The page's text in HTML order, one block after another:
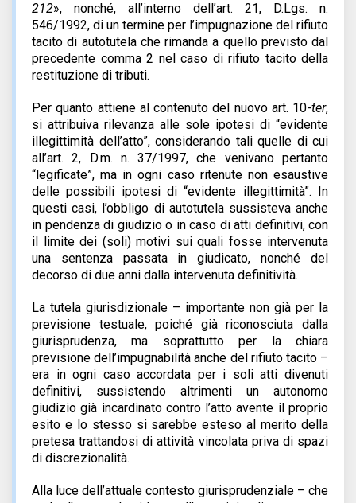
212», nonché, all’interno dell’art. 21, D.Lgs. n.
546/1992, di un termine per l’impugnazione del rifiuto
tacito di autotutela che rimanda a quello previsto dal
precedente comma 2 nel caso di rifiuto tacito della
restituzione di tributi.
Per quanto attiene al contenuto del nuovo art. 10-ter,
si attribuiva rilevanza alle sole ipotesi di “evidente
illegittimità dell’atto”, considerando tali quelle di cui
all’art. 2, D.m. n. 37/1997, che venivano pertanto
“legificate”, ma in ogni caso ritenute non esaustive
delle possibili ipotesi di “evidente illegittimità”. In
questi casi, l’obbligo di autotutela sussisteva anche
in pendenza di giudizio o in caso di atti definitivi, con
il limite dei (soli) motivi sui quali fosse intervenuta
una sentenza passata in giudicato, nonché del
decorso di due anni dalla intervenuta definitività.
La tutela giurisdizionale – importante non già per la
previsione testuale, poiché già riconosciuta dalla
giurisprudenza, ma soprattutto per la chiara
previsione dell’impugnabilità anche del rifiuto tacito –
era in ogni caso accordata per i soli atti divenuti
definitivi, sussistendo altrimenti un autonomo
giudizio già incardinato contro l’atto avente il proprio
esito e lo stesso si sarebbe esteso al merito della
pretesa trattandosi di attività vincolata priva di spazi
di discrezionalità.
Alla luce dell’attuale contesto giurisprudenziale – che